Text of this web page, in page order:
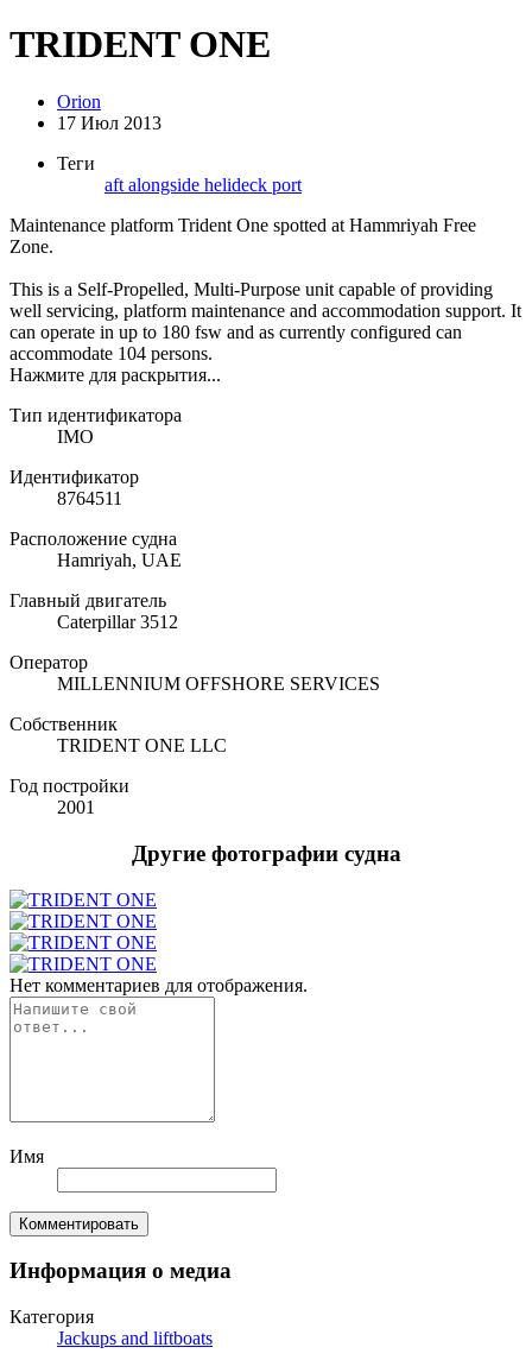
TRIDENT ONE
Orion
17 Июл 2013
Теги
aft alongside helideck port
Maintenance platform Trident One spotted at Hammriyah Free
Zone.
This is a Self-Propelled, Multi-Purpose unit capable of providing
well servicing, platform maintenance and accommodation support. It
can operate in up to 180 fsw and as currently configured can
accommodate 104 persons.
Нажмите для раскрытия...
Тип идентификатора
IMO
Идентификатор
8764511
Расположение судна
Hamriyah, UAE
Главный двигатель
Caterpillar 3512
Оператор
MILLENNIUM OFFSHORE SERVICES
Собственник
TRIDENT ONE LLC
Год постройки
2001
Другие фотографии судна
Нет комментариев для отображения.
Имя
Комментировать
Информация о медиа
Категория
Jackups and liftboats